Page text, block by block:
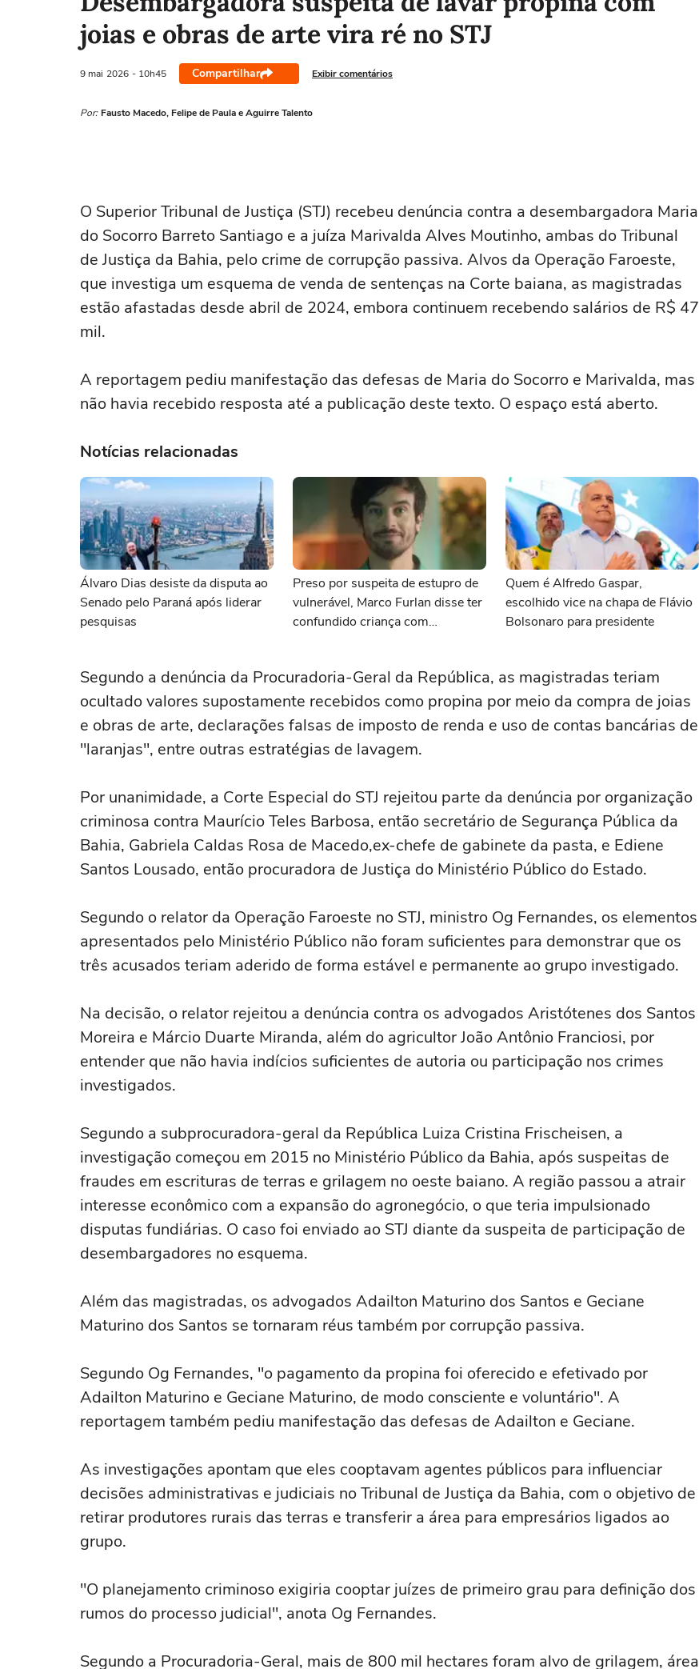
joias e obras de arte vira ré no STJ
9 mai 2026 - 10h45 Compartilhar Exibir comentários
Por: Fausto Macedo, Felipe de Paula e Aguirre Talento
O Superior Tribunal de Justiça (STJ) recebeu denúncia contra a desembargadora Maria
do Socorro Barreto Santiago e a juíza Marivalda Alves Moutinho, ambas do Tribunal
de Justiça da Bahia, pelo crime de corrupção passiva. Alvos da Operação Faroeste,
que investiga um esquema de venda de sentenças na Corte baiana, as magistradas
estão afastadas desde abril de 2024, embora continuem recebendo salários de R$ 47
mil.
A reportagem pediu manifestação das defesas de Maria do Socorro e Marivalda, mas
não havia recebido resposta até a publicação deste texto. O espaço está aberto.
Notícias relacionadas
Álvaro Dias desiste da disputa ao
Senado pelo Paraná após liderar
pesquisas
Preso por suspeita de estupro de
vulnerável, Marco Furlan disse ter
confundido criança com
Quem é Alfredo Gaspar,
escolhido vice na chapa de Flávio
Bolsonaro para presidente
Segundo a denúncia da Procuradoria-Geral da República, as magistradas teriam
ocultado valores supostamente recebidos como propina por meio da compra de joias
e obras de arte, declarações falsas de imposto de renda e uso de contas bancárias de
"laranjas", entre outras estratégias de lavagem.
Por unanimidade, a Corte Especial do STJ rejeitou parte da denúncia por organização
criminosa contra Maurício Teles Barbosa, então secretário de Segurança Pública da
Bahia, Gabriela Caldas Rosa de Macedo,ex-chefe de gabinete da pasta, e Ediene
Santos Lousado, então procuradora de Justiça do Ministério Público do Estado.
Segundo o relator da Operação Faroeste no STJ, ministro Og Fernandes, os elementos
apresentados pelo Ministério Público não foram suficientes para demonstrar que os
três acusados teriam aderido de forma estável e permanente ao grupo investigado.
Na decisão, o relator rejeitou a denúncia contra os advogados Aristótenes dos Santos
Moreira e Márcio Duarte Miranda, além do agricultor João Antônio Franciosi, por
entender que não havia indícios suficientes de autoria ou participação nos crimes
investigados.
Segundo a subprocuradora-geral da República Luiza Cristina Frischeisen, a
investigação começou em 2015 no Ministério Público da Bahia, após suspeitas de
fraudes em escrituras de terras e grilagem no oeste baiano. A região passou a atrair
interesse econômico com a expansão do agronegócio, o que teria impulsionado
disputas fundiárias. O caso foi enviado ao STJ diante da suspeita de participação de
desembargadores no esquema.
Além das magistradas, os advogados Adailton Maturino dos Santos e Geciane
Maturino dos Santos se tornaram réus também por corrupção passiva.
Segundo Og Fernandes, "o pagamento da propina foi oferecido e efetivado por
Adailton Maturino e Geciane Maturino, de modo consciente e voluntário". A
reportagem também pediu manifestação das defesas de Adailton e Geciane.
As investigações apontam que eles cooptavam agentes públicos para influenciar
decisões administrativas e judiciais no Tribunal de Justiça da Bahia, com o objetivo de
retirar produtores rurais das terras e transferir a área para empresários ligados ao
grupo.
"O planejamento criminoso exigiria cooptar juízes de primeiro grau para definição dos
rumos do processo judicial", anota Og Fernandes.
Segundo a Procuradoria-Geral, mais de 800 mil hectares foram alvo de grilagem, área